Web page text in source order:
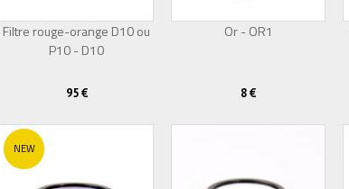
Filtre rouge-orange D10 ou
P10 - D10
95 €
Or - OR1
8 €
NEW